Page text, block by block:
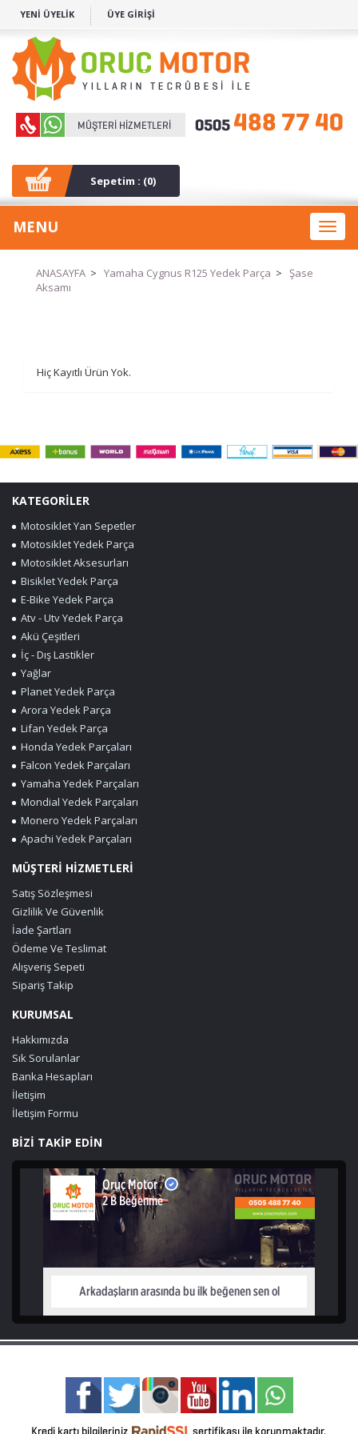
YENİ ÜYELİK ÜYE GİRİŞİ
Sepetim : (0)
Toggle
MENU
ANASAYFA > Yamaha Cygnus R125 Yedek Parça > Şase
Aksamı
Hiç Kayıtlı Ürün Yok.
KATEGORİLER
Motosiklet Yan Sepetler
Motosiklet Yedek Parça
Motosiklet Aksesurları
Bisiklet Yedek Parça
E-Bike Yedek Parça
Atv - Utv Yedek Parça
Akü Çeşitleri
İç - Dış Lastikler
Yağlar
Planet Yedek Parça
Arora Yedek Parça
Lifan Yedek Parça
Honda Yedek Parçaları
Falcon Yedek Parçaları
Yamaha Yedek Parçaları
Mondial Yedek Parçaları
Monero Yedek Parçaları
Apachi Yedek Parçaları
MÜŞTERİ HİZMETLERİ
Satış Sözleşmesi
Gizlilik Ve Güvenlik
İade Şartları
Ödeme Ve Teslimat
Alışveriş Sepeti
Sipariş Takip
KURUMSAL
Hakkımızda
Sık Sorulanlar
Banka Hesapları
İletişim
İletişim Formu
BİZİ TAKİP EDİN